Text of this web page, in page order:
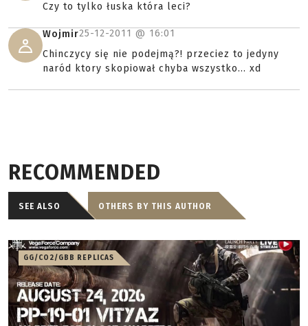
Czy to tylko łuska która leci?
Wojmir25-12-2011 @ 16:01
Chinczycy się nie podejmą?! przeciez to jedyny
naród ktory skopiował chyba wszystko... xd
RECOMMENDED
SEE ALSO OTHERS BY THIS AUTHOR
GG/CO2/GBB REPLICAS